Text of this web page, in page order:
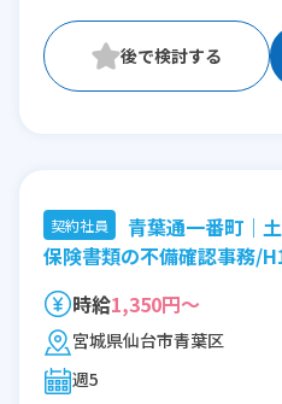
契約社員
青葉通一番町｜
保険書類の不備確認事務/
時給1,350円～
宮城県仙台市青葉区
週5